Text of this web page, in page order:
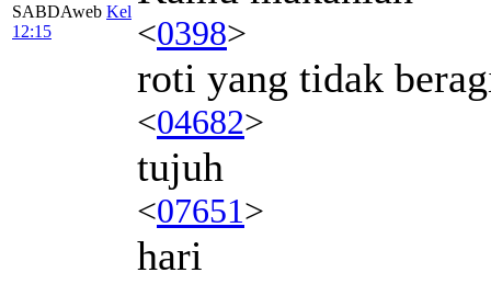
SABDAweb Kel
12:15
<0398>
roti yang tidak
<04682>
tujuh
<07651>
hari